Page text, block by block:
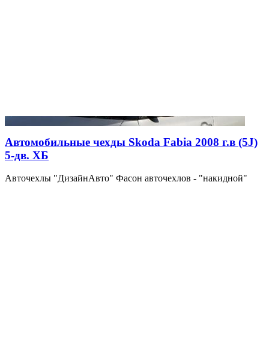
Автомобильные чехды Skoda Fabia 2008 г.в (5J)
5-дв. ХБ
Авточехлы "ДизайнАвто" Фасон авточехлов - "накидной"